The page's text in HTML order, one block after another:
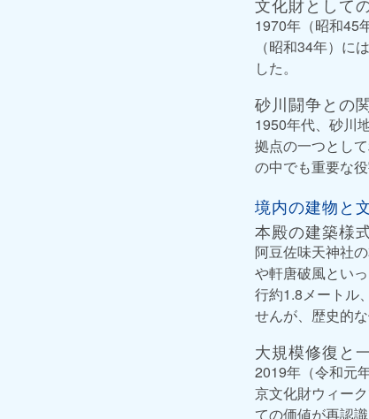
1970年（昭和45
（昭和34年）に
した。
砂川闘争との
1950年代、砂川
拠点の一つとし
の中でも重要な
境内の建物と
本殿の建築様
阿豆佐味天神社
や軒唐破風とい
行約1.8メートル
せんが、歴史的
大規模修復と
2019年（令和元
京文化財ウィー
ての価値が再認識